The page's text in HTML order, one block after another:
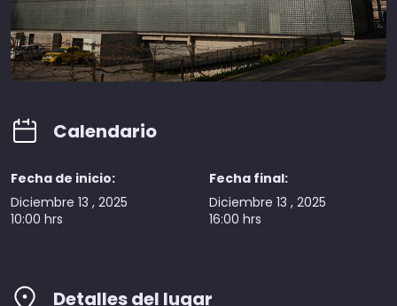
Calendario
Fecha de inicio:
Diciembre 13 , 2025
10:00 hrs
Fecha final:
Diciembre 13 , 2025
16:00 hrs
Detalles del lugar